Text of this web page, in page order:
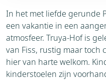
In het met liefde gerunde
een vakantie in een
atmosfeer. Truya-Hof is
van Fiss, rustig maar toch
hier van harte welkom.
kinderstoelen zijn